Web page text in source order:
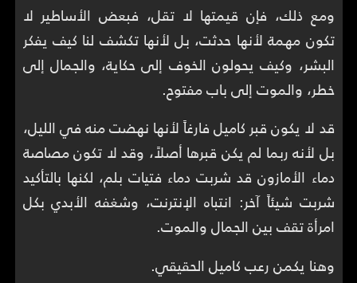
ومع ذلك، فإن قيمتها لا تقل، فبعض الأساطير لا
تكون مهمة لأنها حدثت، بل لأنها تكشف لنا كيف يفكر
البشر، وكيف يحولون الخوف إلى حكاية، والجمال إلى
خطر، والموت إلى باب مفتوح.
قد لا يكون قبر كاميل فارغاً لأنها نهضت منه في الليل،
بل لأنه ربما لم يكن قبرها أصلاً، وقد لا تكون مصاصة
دماء الأمازون قد شربت دماء فتيات بلم، لكنها بالتأكيد
شربت شيئاً آخر: انتباه الإنترنت، وشغفه الأبدي بكل
امرأة تقف بين الجمال والموت.
وهنا يكمن رعب كاميل الحقيقي.